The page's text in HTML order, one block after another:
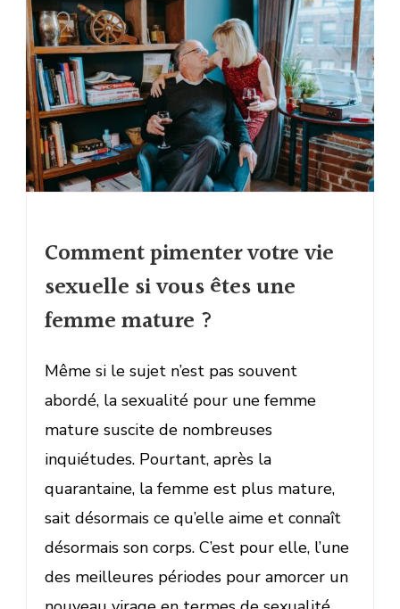
Comment pimenter votre vie
sexuelle si vous êtes une
femme mature ?
Même si le sujet n’est pas souvent
abordé, la sexualité pour une femme
mature suscite de nombreuses
inquiétudes. Pourtant, après la
quarantaine, la femme est plus mature,
sait désormais ce qu’elle aime et connaît
désormais son corps. C’est pour elle, l’une
des meilleures périodes pour amorcer un